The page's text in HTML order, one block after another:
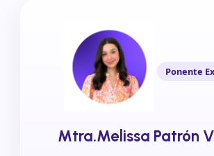
Ponente
Mtra.Melissa Patrón